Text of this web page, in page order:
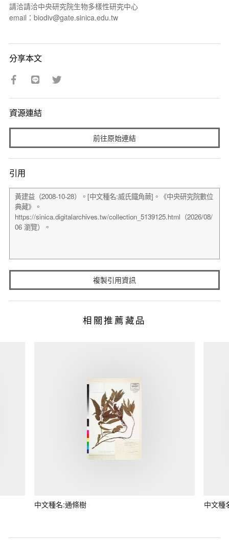
請洽請洽中央研究院生物多樣性研究中心
email：biodiv@gate.sinica.edu.tw
分享本文
資源連結
前往原始連結
引用
複製引用資訊
相關推薦藏品
中文種名:通條樹 中文種